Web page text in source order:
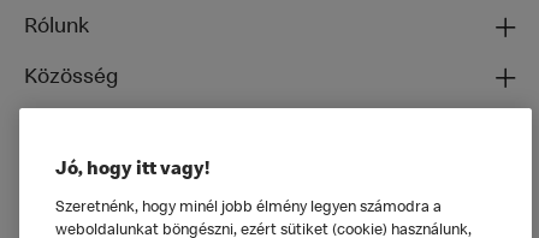
Rólunk
Közösség
Általános
Jó, hogy itt vagy!
Szeretnénk, hogy minél jobb élmény legyen számodra a
weboldalunkat böngészni, ezért sütiket (cookie) használunk,